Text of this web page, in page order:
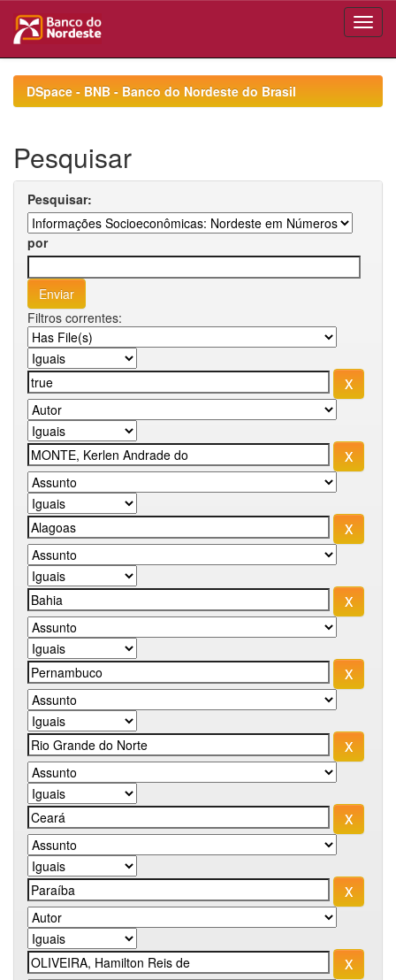
navigationDSpace - BNB - Banco do Nordeste do Brasil
Pesquisar
Pesquisar:
por
Filtros correntes: